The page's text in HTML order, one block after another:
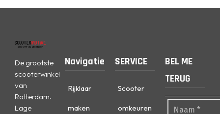
De grootste
scooterwinkel
van
Rotterdam.
Lage
Navigatie
Rijklaar
maken
SERVICE
Scooter
omkeuren
BEL ME
TERUG